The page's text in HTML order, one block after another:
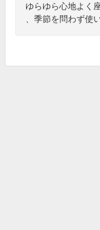
ゆらゆら心地よく
、季節を問わず使